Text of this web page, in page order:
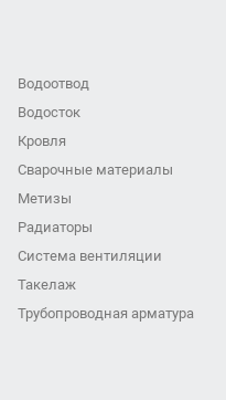
Водоотвод
Водосток
Кровля
Сварочные материалы
Метизы
Радиаторы
Система вентиляции
Такелаж
Трубопроводная арматура